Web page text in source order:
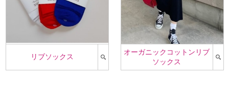
リブソックス
オーガニックコットンリブ
ソックス